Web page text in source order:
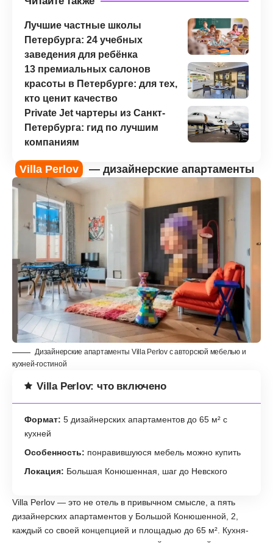
Лучшие частные школы
Петербурга: 24 учебных
заведения для ребёнка
13 премиальных салонов
красоты в Петербурге: для тех,
кто ценит качество
Private Jet чартеры из Санкт-
Петербурга: гид по лучшим
компаниям
Villa Perlov — дизайнерские апартаменты
Дизайнерские апартаменты Villa Perlov с авторской мебелью и
кухней-гостиной
Villa Perlov: что включено
Формат: 5 дизайнерских апартаментов до 65 м² с
кухней
Особенность: понравившуюся мебель можно купить
Локация: Большая Конюшенная, шаг до Невского
Villa Perlov — это не отель в привычном смысле, а пять
дизайнерских апартаментов у Большой Конюшенной, 2,
каждый со своей концепцией и площадью до 65 м². Кухня-